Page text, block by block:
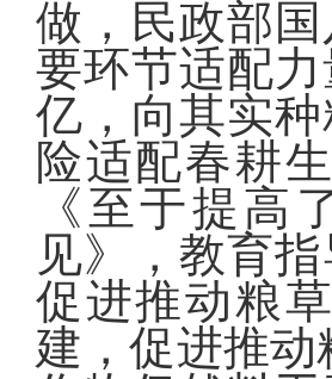
做，民政部
要环节适配
亿，向其实
险适配春耕
《至于提高
见》，教育
促进推动粮
建，促进推